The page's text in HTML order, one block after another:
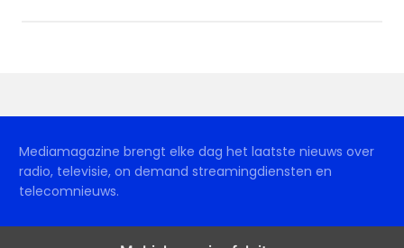
Mediamagazine brengt elke dag het laatste nieuws over
radio, televisie, on demand streamingdiensten en
telecomnieuws.